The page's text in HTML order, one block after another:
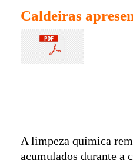
Caldeiras
A limpeza química
acumulados durante a